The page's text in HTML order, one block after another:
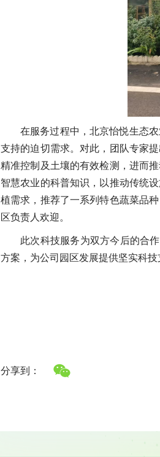
在服务过程中，北京怡悦生态
支持的迫切需求。对此，团队专家
精准控制及土壤的有效检测，进而
智慧农业的科普知识，以推动传统
植需求，推荐了一系列特色蔬菜品
区负责人欢迎。
此次科技服务为双方今后的合
方案，为公司园区发展提供坚实科技
分享到：